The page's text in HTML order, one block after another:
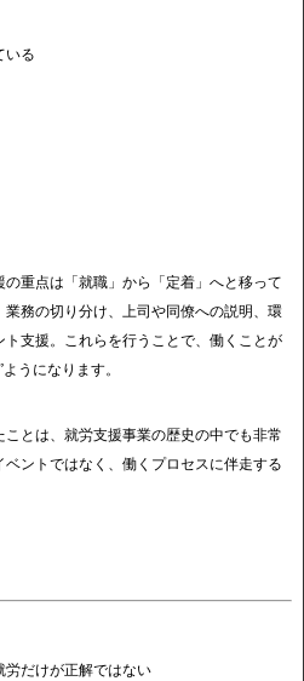
いる
重点は「就職」から「定着」へと移って
務の切り分け、上司や同僚への説明、環
支援。これらを行うことで、働くことが
うになります。
とは、就労支援事業の歴史の中でも非常
ントではなく、働くプロセスに伴走する
だけが正解ではない